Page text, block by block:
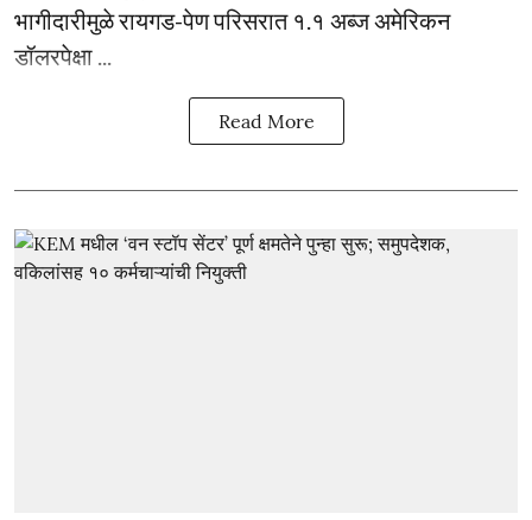
भागीदारीमुळे रायगड-पेण परिसरात १.१ अब्ज अमेरिकन
डॉलरपेक्षा ...
Read More